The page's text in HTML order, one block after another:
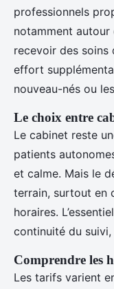
professionnels
notamment autour
recevoir des soins
effort
nouveau-nés ou
Le choix entre
Le cabinet reste
patients
et calme. Mais le
terrain, surtout en
horaires.
continuité du
Comprendre les
Les tarifs varient